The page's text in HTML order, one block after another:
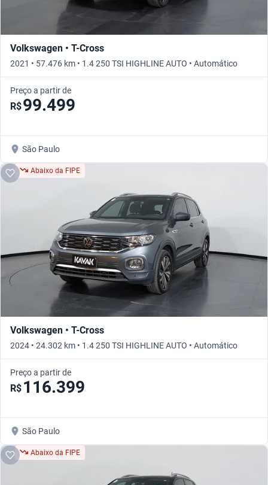
Volkswagen • T-Cross
2021 • 57.476 km • 1.4 250 TSI HIGHLINE AUTO • Automático
Preço a partir de
R$99.499
São Paulo
Abaixo da FIPE
Volkswagen • T-Cross
2024 • 24.302 km • 1.4 250 TSI HIGHLINE AUTO • Automático
Preço a partir de
R$ 116.399
São Paulo
Abaixo da FIPE